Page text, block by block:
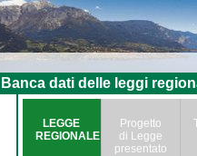
Banca dati delle leggi
LEGGE
REGIONALE
Progetto
di Legge
presentato